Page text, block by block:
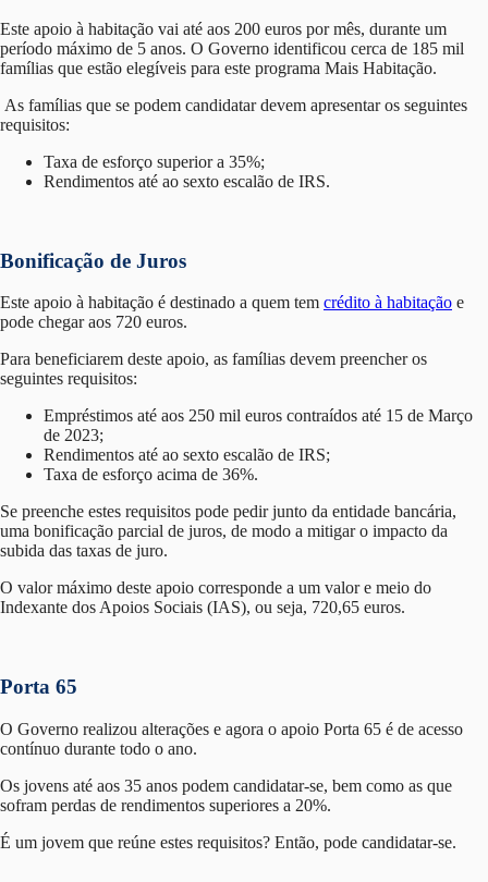
Este apoio à habitação vai até aos 200 euros por mês, durante um
período máximo de 5 anos. O Governo identificou cerca de 185 mil
famílias que estão elegíveis para este programa Mais Habitação.
As famílias que se podem candidatar devem apresentar os seguintes
requisitos:
Taxa de esforço superior a 35%;
Rendimentos até ao sexto escalão de IRS.
Bonificação de Juros
Este apoio à habitação é destinado a quem tem crédito à habitação e
pode chegar aos 720 euros.
Para beneficiarem deste apoio, as famílias devem preencher os
seguintes requisitos:
Empréstimos até aos 250 mil euros contraídos até 15 de Março
de 2023;
Rendimentos até ao sexto escalão de IRS;
Taxa de esforço acima de 36%.
Se preenche estes requisitos pode pedir junto da entidade bancária,
uma bonificação parcial de juros, de modo a mitigar o impacto da
subida das taxas de juro.
O valor máximo deste apoio corresponde a um valor e meio do
Indexante dos Apoios Sociais (IAS), ou seja, 720,65 euros.
Porta 65
O Governo realizou alterações e agora o apoio Porta 65 é de acesso
contínuo durante todo o ano.
Os jovens até aos 35 anos podem candidatar-se, bem como as que
sofram perdas de rendimentos superiores a 20%.
É um jovem que reúne estes requisitos? Então, pode candidatar-se.